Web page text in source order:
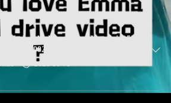
Hydraulic Pump cho Hyundai R55-
10020 31M8-10010
xúc
2025-09-18